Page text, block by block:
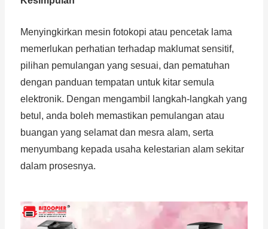
Menyingkirkan mesin fotokopi atau pencetak lama
memerlukan perhatian terhadap maklumat sensitif,
pilihan pemulangan yang sesuai, dan pematuhan
dengan panduan tempatan untuk kitar semula
elektronik. Dengan mengambil langkah-langkah yang
betul, anda boleh memastikan pemulangan atau
buangan yang selamat dan mesra alam, serta
menyumbang kepada usaha kelestarian alam sekitar
dalam prosesnya.